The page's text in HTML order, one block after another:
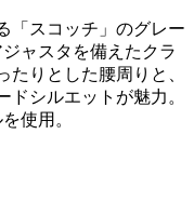
「スコッチ」のグレー
ャスタを備えたクラ
たりとした腰周りと、
シルエットが魅力。
使用。